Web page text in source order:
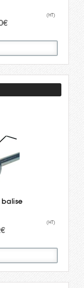
(HT)
balise
(HT)